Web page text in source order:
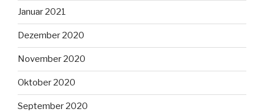
Januar 2021
Dezember 2020
November 2020
Oktober 2020
September 2020